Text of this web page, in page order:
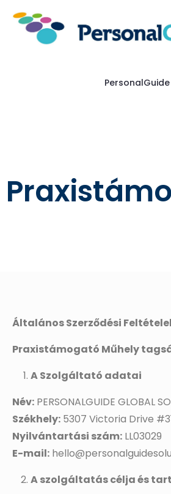
Általános Szerződési
Praxistámogató Műhely
A Szolgáltató adatai
Név: PERSONALGUIDE GLOBAL
Székhely: 5307 Victoria Drive
Nyilvántartási szám: LL03029
E-mail:
A szolgáltatás célja és